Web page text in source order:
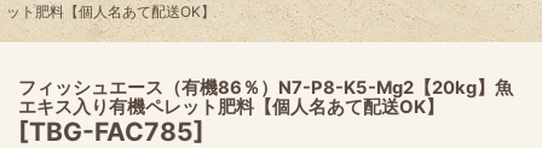
ット肥料【個人名あて配送OK】
フィッシュエース（有機86％）N7-P8-K5-Mg2【20kg】魚
エキス入り有機ペレット肥料【個人名あて配送OK】
[TBG-FAC785]